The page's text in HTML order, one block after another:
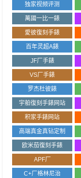
独家视频评测
萬國一比一錶
愛彼復刻手錶
百年灵超A錶
JF厂手錶
VS厂手錶
罗杰杜彼錶
宇舶復刻手錶网站
积家手錶网站
高端真金真钻定制
欧米茄復刻手錶
APF厂
C+厂格林尼治